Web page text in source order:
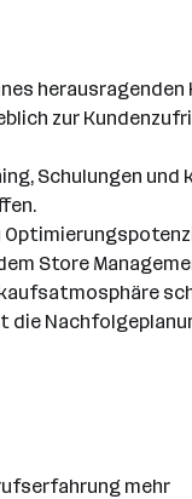
zur
Schulungen
Store
die
mehr